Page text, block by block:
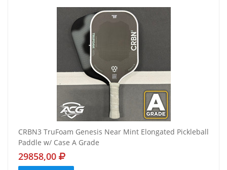
CRBN3 TruFoam Genesis Near Mint Elongated Pickleball
Paddle w/ Case A Grade
29858,00